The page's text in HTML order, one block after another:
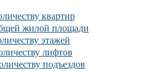
квартир
жилой площади
этажей
лифтов
подъездов